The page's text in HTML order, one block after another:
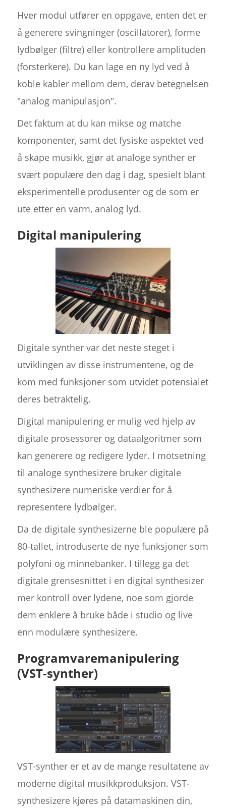
Hver modul utfører en oppgave, enten det er
å generere svingninger (oscillatorer), forme
lydbølger (filtre) eller kontrollere amplituden
(forsterkere). Du kan lage en ny lyd ved å
koble kabler mellom dem, derav betegnelsen
"analog manipulasjon".
Det faktum at du kan mikse og matche
komponenter, samt det fysiske aspektet ved
å skape musikk, gjør at analoge synther er
svært populære den dag i dag, spesielt blant
eksperimentelle produsenter og de som er
ute etter en varm, analog lyd.
Digital manipulering
Digitale synther var det neste steget i
utviklingen av disse instrumentene, og de
kom med funksjoner som utvidet potensialet
deres betraktelig.
Digital manipulering er mulig ved hjelp av
digitale prosessorer og dataalgoritmer som
kan generere og redigere lyder. I motsetning
til analoge synthesizere bruker digitale
synthesizere numeriske verdier for å
representere lydbølger.
Da de digitale synthesizerne ble populære på
80-tallet, introduserte de nye funksjoner som
polyfoni og minnebanker. I tillegg ga det
digitale grensesnittet i en digital synthesizer
mer kontroll over lydene, noe som gjorde
dem enklere å bruke både i studio og live
enn modulære synthesizere.
Programvaremanipulering
(VST-synther)
VST-synther er et av de mange resultatene av
moderne digital musikkproduksjon. VST-
synthesizere kjøres på datamaskinen din,